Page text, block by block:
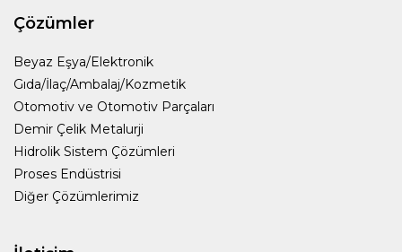
Çözümler
Beyaz Eşya/Elektronik
Gıda/İlaç/Ambalaj/Kozmetik
Otomotiv ve Otomotiv Parçaları
Demir Çelik Metalurji
Hidrolik Sistem Çözümleri
Proses Endüstrisi
Diğer Çözümlerimiz